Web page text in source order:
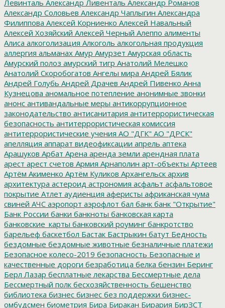
Левинталь Александр Ливенталь Александр Романов
Александр Соловьев Александр Чаплыгин Александра
Филиппова Алексей Корниенко Алексей Навальный
Алексей Хозяйский Алексей Черный Алеппо алименты
Алиса алкоголизация Алкоголь алкогольная продукция
аллергия альманах Амур Амурзет Амурская область
Амурский полоз амурский тигр Анатолий Мелешко
Анатолий Скоробогатов Ангелы мира Андрей Бялик
Андрей Голубь Андрей Драчев Андрей Пивенко Анна
Кузнецова аномальное потепление анонимные звонки
анонс антивандальные меры антикоррупционное
законодательство антисанитария антитеррористическая
безопасность антитеррористическая комиссия
антитеррористические учения АО "ДГК" АО "ДРСК"
апелляция аппарат видеофиксации апрель аптека
Арашуков Арбат Арена аренда земли арендная плата
арест арест счетов Армия Арнаполин арт-объекты Артеев
Артём Акименко Артём Куликов Архангельск архив
архитектура астероид астрономия асфальт асфальтовое
покрытие Атлет аудиенция аферисты африканская чума
свиней АЧС аэропорт аэрофлот бал банк банк "Открытие"
Банк России банки банкноты банковская карта
банковские_карты банковский роуминг банкротство
барельеф баскетбол Бастак Бастрыкин батут Бедность
бездомные бездомные животные безналичные платежи
Безопасное колесо-2019 безопасность Безопасные и
качественные дороги безработица белка бензин Беринг
Берл Лазар бесплатные лекарства Бессмертные дела
Бессмертный полк бесхозяйственность бешенство
библиотека бизнес бизнес без поддержки бизнес-
омбудсмен биометрия Бира Биракан Бирария БирЗСТ